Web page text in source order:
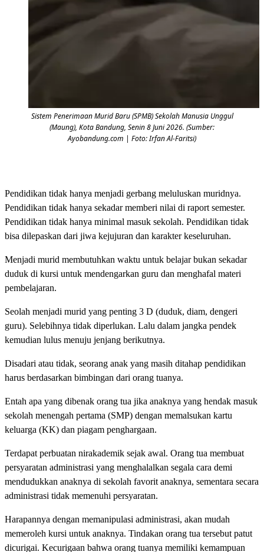
Sistem Penerimaan Murid Baru (SPMB) Sekolah Manusia Unggul
(Maung), Kota Bandung, Senin 8 Juni 2026. (Sumber:
Ayobandung.com | Foto: Irfan Al-Faritsi)
Pendidikan tidak hanya menjadi gerbang meluluskan muridnya.
Pendidikan tidak hanya sekadar memberi nilai di raport semester.
Pendidikan tidak hanya minimal masuk sekolah. Pendidikan tidak
bisa dilepaskan dari jiwa kejujuran dan karakter keseluruhan.
Menjadi murid membutuhkan waktu untuk belajar bukan sekadar
duduk di kursi untuk mendengarkan guru dan menghafal materi
pembelajaran.
Seolah menjadi murid yang penting 3 D (duduk, diam, dengeri
guru). Selebihnya tidak diperlukan. Lalu dalam jangka pendek
kemudian lulus menuju jenjang berikutnya.
Disadari atau tidak, seorang anak yang masih ditahap pendidikan
harus berdasarkan bimbingan dari orang tuanya.
Entah apa yang dibenak orang tua jika anaknya yang hendak masuk
sekolah menengah pertama (SMP) dengan memalsukan kartu
keluarga (KK) dan piagam penghargaan.
Terdapat perbuatan nirakademik sejak awal. Orang tua membuat
persyaratan administrasi yang menghalalkan segala cara demi
mendudukkan anaknya di sekolah favorit anaknya, sementara secara
administrasi tidak memenuhi persyaratan.
Harapannya dengan memanipulasi administrasi, akan mudah
memeroleh kursi untuk anaknya. Tindakan orang tua tersebut patut
dicurigai. Kecurigaan bahwa orang tuanya memiliki kemampuan